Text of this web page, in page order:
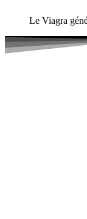
Le Viagra